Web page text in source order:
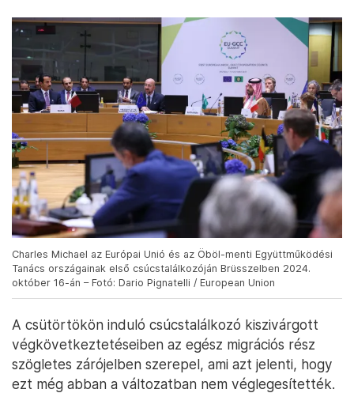
Charles Michael az Európai Unió és az Öböl-menti Együttműködési
Tanács országainak első csúcstalálkozóján Brüsszelben 2024.
október 16-án – Fotó: Dario Pignatelli / European Union
A csütörtökön induló csúcstalálkozó kiszivárgott
végkövetkeztetéseiben az egész migrációs rész
szögletes zárójelben szerepel, ami azt jelenti, hogy
ezt még abban a változatban nem véglegesítették.